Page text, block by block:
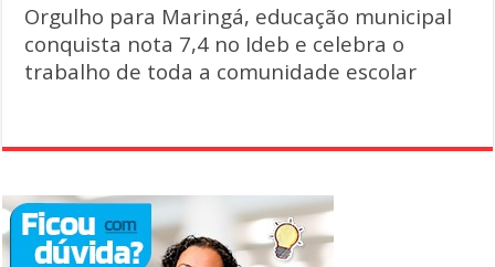
Orgulho para Maringá, educação municipal
conquista nota 7,4 no Ideb e celebra o
trabalho de toda a comunidade escolar